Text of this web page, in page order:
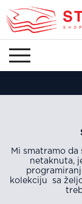
Mi smatramo
netaknuta,
kolekciju sa